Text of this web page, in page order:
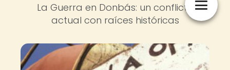
La Guerra en Donbás: un conflicto
actual con raíces históricas